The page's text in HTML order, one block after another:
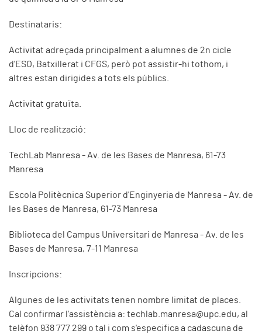
Destinataris:
Activitat adreçada principalment a alumnes de 2n cicle
d'ESO, Batxillerat i CFGS, però pot assistir-hi tothom, i
altres estan dirigides a tots els públics.
Activitat gratuïta.
Lloc de realització:
TechLab Manresa - Av. de les Bases de Manresa, 61-73
Manresa
Escola Politècnica Superior d'Enginyeria de Manresa - Av. de
les Bases de Manresa, 61-73 Manresa
Biblioteca del Campus Universitari de Manresa - Av. de les
Bases de Manresa, 7-11 Manresa
Inscripcions:
Algunes de les activitats tenen nombre limitat de places.
Cal confirmar l'assistència a: techlab.manresa@upc.edu, al
telèfon 938 777 299 o tal i com s'especifica a cadascuna de